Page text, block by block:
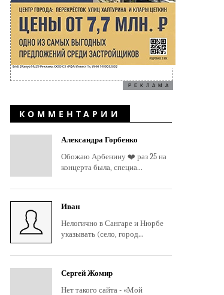
РЕКЛАМА
КОММЕНТАРИИ
Александра Горбенко
Обожаю Арбенину ❤️ раз 25 на
концерта была, специа...
Иван
Нелогично в Сангаре и Нюрбе
указывать (село, город...
Сергей Жомир
Нет такого сайта - «Мой